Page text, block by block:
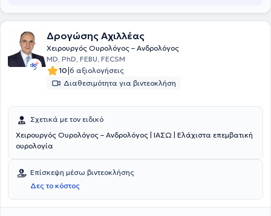
Δρογώσης Αχιλλέας
Χειρουργός Ουρολόγος – Ανδρολόγος
MD, PhD, FEBU, FECSM
10|6 αξιολογήσεις
Διαθεσιμότητα για βιντεοκλήση
Σχετικά με τον ειδικό
Χειρουργός Ουρολόγος – Ανδρολόγος | ΙΑΣΩ | Ελάχιστα επεμβατική
ουρολογία
Επίσκεψη μέσω βιντεοκλήσης
Δες το κόστος